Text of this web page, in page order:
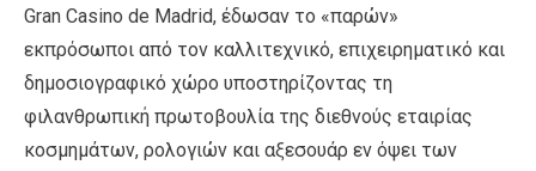
Gran Casino de Madrid, έδωσαν το «παρών»
εκπρόσωποι από τον καλλιτεχνικό, επιχειρηματικό και
δημοσιογραφικό χώρο υποστηρίζοντας τη
φιλανθρωπική πρωτοβουλία της διεθνούς εταιρίας
κοσμημάτων, ρολογιών και αξεσουάρ εν όψει των